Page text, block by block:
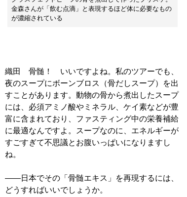
金森さんが「飲む点滴」と表現するほど体に必要なもの
が濃縮されている
織田 骨髄！ いいですよね。私のツアーでも、
夜のスープにボーンブロス（骨だしスープ）を出
すことがあります。動物の骨から煮出したスープ
には、必須アミノ酸やミネラル、ケイ素などが豊
富に含まれており、ファスティング中の栄養補給
に最適なんですよ。スープなのに、エネルギーが
すごすぎて不思議とお腹いっぱいになりますし
ね。
――日本でその「骨髄エキス」を再現するには、
どうすればいいでしょうか。